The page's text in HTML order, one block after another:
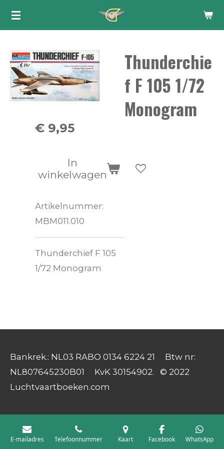
Ga
de
hoofdinhoud
Thunderchie
f F 105 1/72
Monogram
€ 9,95
In
winkelwagen
Artikelnummer:
MBM011.010
Thunderchief F 105
1/72 Monogram
Bankrek.: NL03 RABO 0134 6224 21 Btw nr:
NL807645230B01 KvK 30154902. © 2022
Luchtvaartboeken.com
E-mailadres Telefoonnummer Kaart Facebook WhatsApp